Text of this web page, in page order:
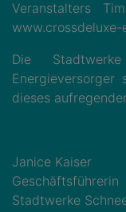
Veranstalters
www.crossdeluxe-
Die
dieses
Janice Kaiser
Geschäftsführerin
Stadtwerke